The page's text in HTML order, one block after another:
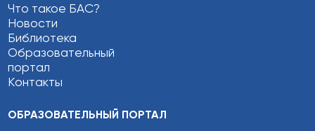
Что такое БАС?
Новости
Библиотека
Образовательный
портал
Контакты
ОБРАЗОВАТЕЛЬНЫЙ ПОРТАЛ